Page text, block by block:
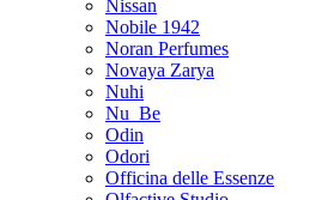
Nissan
Nobile 1942
Noran Perfumes
Novaya Zarya
Nuhi
Nu_Be
Odin
Odori
Officina delle Essenze